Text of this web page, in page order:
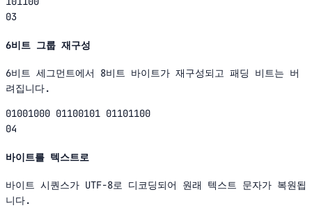
03
6비트 그룹 재구성
6비트 세그먼트에서 8비트 바이트가 재구성되고 패딩 비트는 버
려집니다.
01001000 01100101 01101100
04
바이트를 텍스트로
바이트 시퀀스가 UTF-8로 디코딩되어 원래 텍스트 문자가 복원됩
니다.